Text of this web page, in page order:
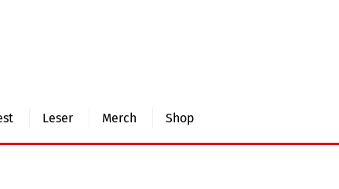
Leser Merch Shop